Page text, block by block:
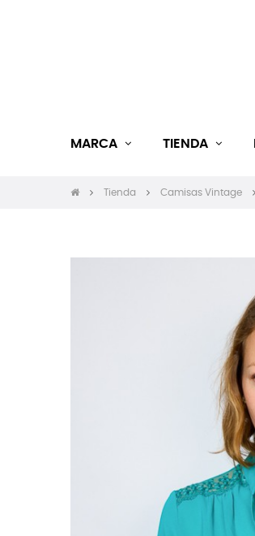
MARCA TIENDA
Tienda Camisas Vintage